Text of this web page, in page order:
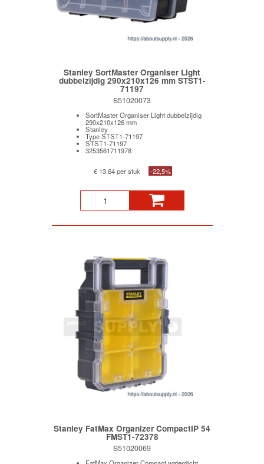
Stanley SortMaster Organiser Light
dubbelzijdig 290x210x126 mm STST1-
71197
S51020073
SortMaster Organiser Light dubbelzijdig
290x210x126 mm
Stanley
Type STST1-71197
STST1-71197
3253561711978
€ 13,64 per stuk -22,5%
Stanley FatMax Organizer CompactIP 54
FMST1-72378
S51020069